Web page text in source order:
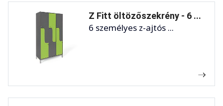
Z Fitt öltözőszekrény - 6 ...
6 személyes z-ajtós ...